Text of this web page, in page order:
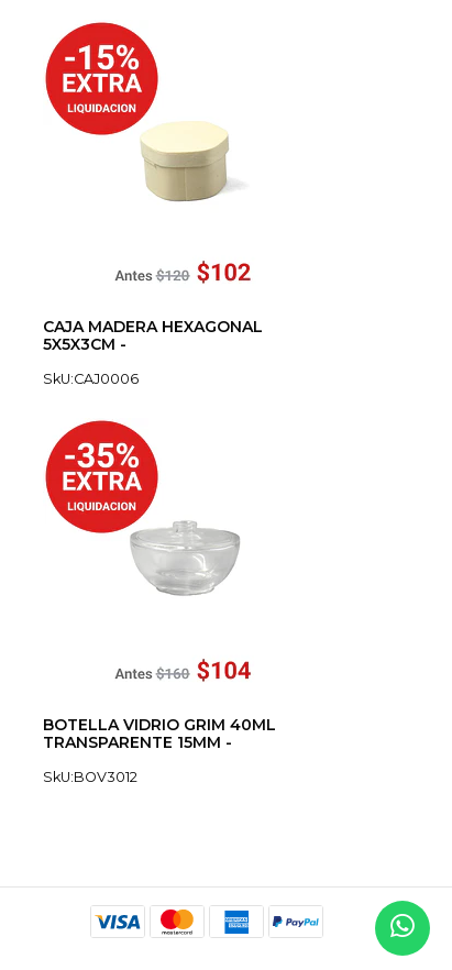
CAJA MADERA HEXAGONAL
5X5X3CM -
SkU:CAJ0006
BOTELLA VIDRIO GRIM 40ML
TRANSPARENTE 15MM -
SkU:BOV3012